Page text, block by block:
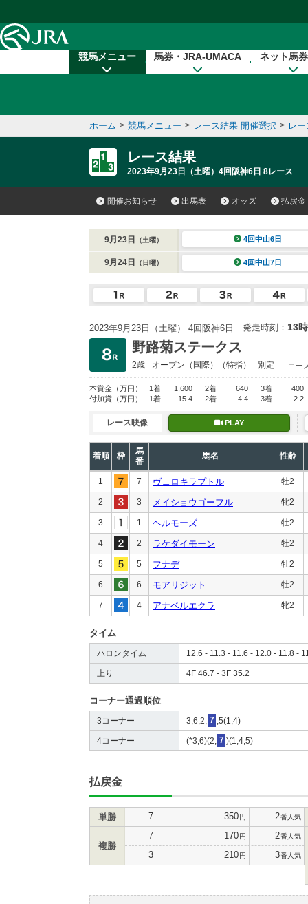
競馬メニュー 馬券・JRA-UMACA ネット馬
ホーム > 競馬メニュー > レース結果 開催選択 > レ
レース結果
2023年9月23日（土曜）4回阪神6日 8レース
開催お知らせ 出馬表 オッズ 払戻金
9月23日 （土曜） 4回中山6日
9月24日 （日曜） 4回中山7日
2023年9月23日（土曜） 4回阪神6日 発走時刻： 13
野路菊ステークス
2歳 オープン （国際）（特指） 別定 コー
本賞金 （万円） 1着 1,600 2着 640 3着
400
付加賞 （万円） 1着 15.4 2着 4.4 3着 2.2
レース映像 PLAY
着順 枠
馬
番
馬名 性齢
1 7 ヴェロキラプトル 牡2
2 3 メイショウゴーフル 牝2
3 1 ヘルモーズ 牡2
4 2 ラケダイモーン 牡2
5 5 フナデ 牡2
6 6 モアリジット 牡2
7 4 アナベルエクラ 牝2
タイム
ハロンタイム 12.6 - 11.3 - 11.6 - 12.0 - 11.8 -
上り 4F 46.7 - 3F 35.2
コーナー通過順位
3コーナー 3,6,2, 7 ,5(1,4)
4コーナー (*3,6)(2, 7 )(1,4,5)
払戻金
単勝 7 350円 2番人気
複勝
7 170円 2番人気
3 210円 3番人気